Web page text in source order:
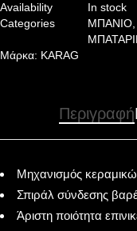
Availability
In stock
Categories
ΜΠΑΝΙΟ,
Μάρκα: KARAG
Περιγραφή
Μηχανισμός
Σπιράλ σύνδεσης
Άριστη ποιότητα